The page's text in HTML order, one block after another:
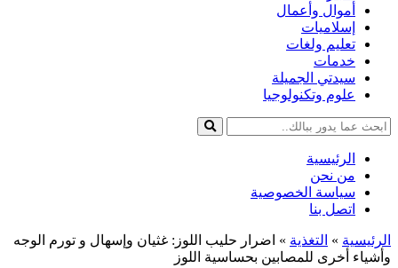
أموال وأعمال
إسلاميات
تعليم ولغات
خدمات
سيدتي الجميلة
علوم وتكنولوجيا
الرئيسية
من نحن
سياسة الخصوصية
اتصل بنا
الرئيسية » التغذية » اضرار حليب اللوز: غثيان وإسهال و تورم الوجه
وأشياء أخرى للمصابين بحساسية اللوز